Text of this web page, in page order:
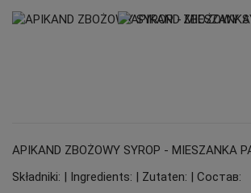
APIKAND ZBOŻOWY SYROP - MIESZANKA
Składniki: | Ingredients: | Zutaten: | Состав: